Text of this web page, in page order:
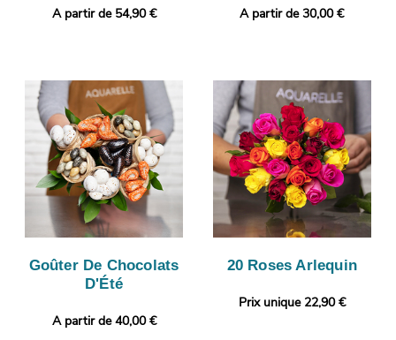
A partir de 54,90 € A partir de 30,00 €
Goûter De Chocolats
D'Été
A partir de 40,00 €
20 Roses Arlequin
Prix unique 22,90 €